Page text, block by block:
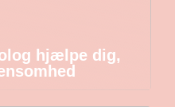
hjælpe dig,